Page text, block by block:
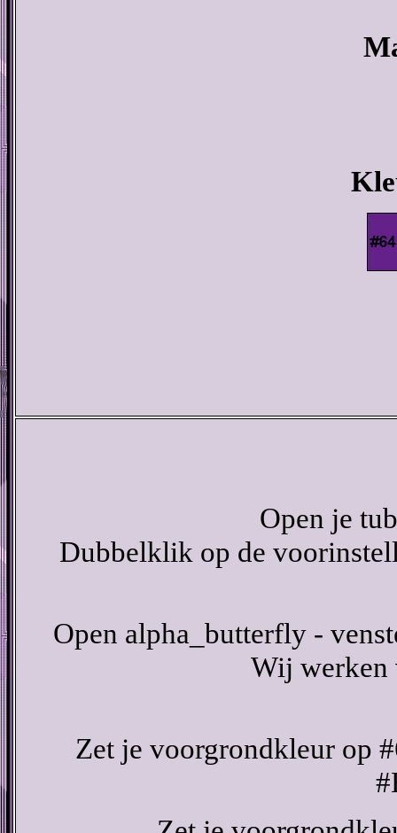
Open je
Dubbelklik op de
Open alpha_butterfly -
Wij werken
Zet je voorgrondkleur op